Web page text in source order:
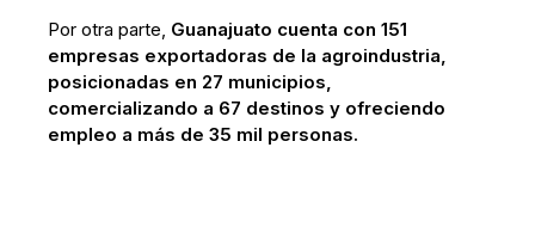
Por otra parte, Guanajuato cuenta con 151
empresas exportadoras de la agroindustria,
posicionadas en 27 municipios,
comercializando a 67 destinos y ofreciendo
empleo a más de 35 mil personas.